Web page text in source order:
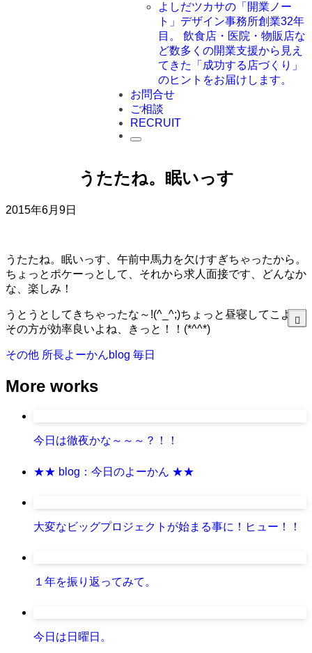
よしだツカサの「開業ノー
ト」 デザイン事務所創業32年
目。 飲食店・医院・物販店な
ど数多くの開業支援から見え
てきた「成功する店づくり」
のヒントをお届けします。
お問合せ
ご相談
RECRUIT
うたたね。眠いっす
2015年6月9日
うたたね。眠いっす、午前中馬力を欠けすぎちゃったから。
ちょっとポケーっとして、それから求人面接です、どんなか
な、楽しみ！
うとうとしてきちゃったな～!(^_^;)ちょっと昼寝してこよ、
その方が効率良いよね、きっと！！(*^^*)
その他 所長よーかんblog 毎日
More works
今日は徹夜かな～～～？！！
★★ blog：今日のよーかん ★★
大変なビッグプロジェクトが始まる事に！ヒュー！！
１年を振り返ってみて。
今日は日曜日。